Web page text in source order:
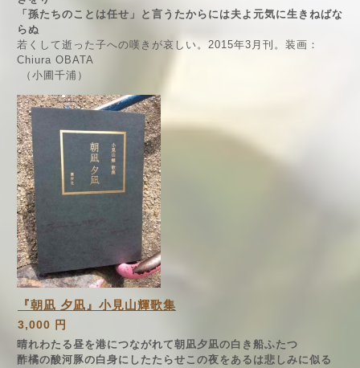
「孫たちのことは任せ」と言うたからには夫よ元気に生きねばな
らぬ
若くして逝った子への嘆きが哀しい。2015年3月刊。装画：
Chiura OBATA
（小圃千浦）
『朝凪 夕凪』小見山輝歌集
3,000 円
晴れわたる昼を港につながれて朝凪夕凪の白き船ふたつ
酢橘の酸河豚の白身にしたたらせこの夜をあるは悲しみに似る